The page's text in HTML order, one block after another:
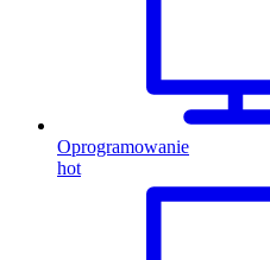
Oprogramowanie
hot